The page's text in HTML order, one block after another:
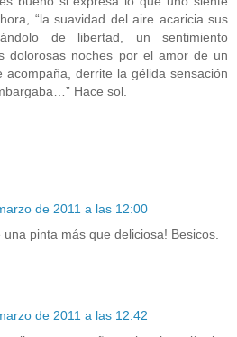
“la suavidad del aire acaricia sus
de libertad, un sentimiento
dolorosas noches por el amor de un
acompaña, derrite la gélida sensación
Hace sol.
de 2011 a las 12:00
pinta más que deliciosa! Besicos.
de 2011 a las 12:42